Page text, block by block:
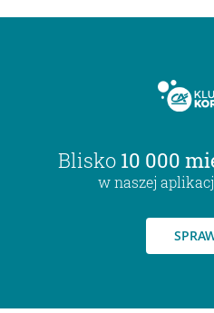
Blisko 10 000
w naszej